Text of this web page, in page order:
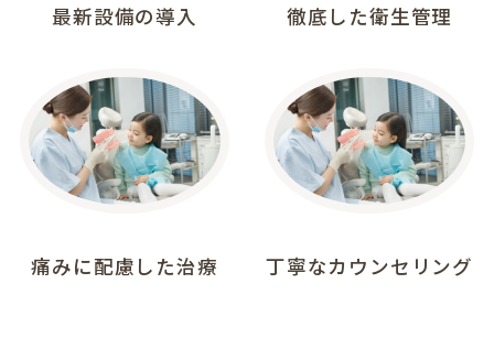
最新設備の導入 徹底した衛生管理
03
痛みに配慮した治療
04
丁寧なカウンセリング